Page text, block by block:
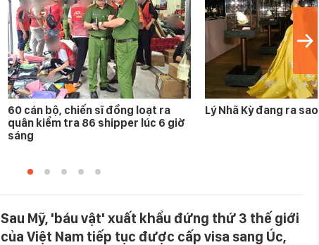
60 cán bộ, chiến sĩ đồng loạt ra
quân kiểm tra 86 shipper lúc 6 giờ
sáng
Lý Nhã Kỳ đang ra sao?
Sau Mỹ, 'báu vật' xuất khẩu đứng thứ 3 thế giới
của Việt Nam tiếp tục được cấp visa sang Úc,